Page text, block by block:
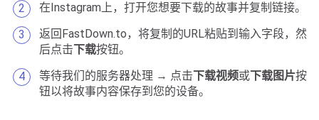
在Instagram上，打开您想要下载的故事并复制链接。
返回FastDown.to，将复制的URL粘贴到输入字段，然
后点击下载按钮。
等待我们的服务器处理 → 点击下载视频或下载图片按
钮以将故事内容保存到您的设备。